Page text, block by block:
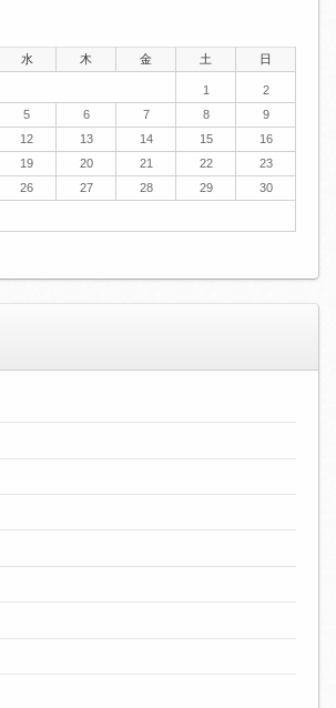
水 木 金 土 日
1
2
5 6 7 8
9
12 13 14 15
16
19 20 21 22
23
26 27 28 29
30